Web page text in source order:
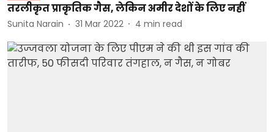
तरलीकृत प्राकृतिक गैस, लेकिन अमीर देशों के लिए नहीं
Sunita Narain 31 Mar 2022 4 min read